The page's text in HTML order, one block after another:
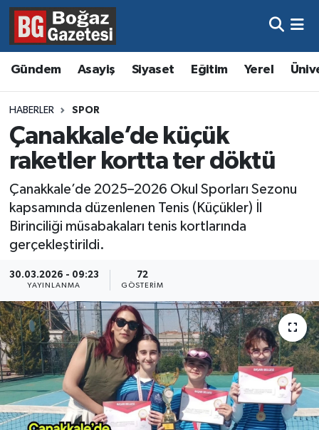
Gündem Asayiş Siyaset Eğitim Yerel
HABERLER SPOR
Çanakkale’de küçük
raketler kortta ter döktü
Çanakkale’de 2025–2026 Okul Sporları Sezonu
kapsamında düzenlenen Tenis (Küçükler) İl
Birinciliği müsabakaları tenis kortlarında
gerçekleştirildi.
30.03.2026 - 09:23
YAYINLANMA
72
GÖSTERIM
Asayiş
Eğitim
Ekonomi
Gündem
Magazin
Resmi İlanlar
Sağlık
Hava Durumu
Trafik Durumu
Süper Lig Puan Durumu ve Fikstür
Tüm Manşetler
Haber Arşivi